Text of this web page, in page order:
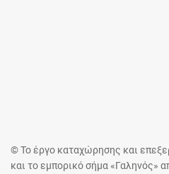
© Το έργο καταχώρησης και
και το εμπορικό σήμα «Γαληνός»